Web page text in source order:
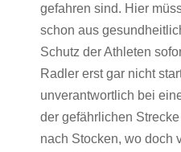
gefahren sind. Hier
schon aus
Schutz der Athleten
Radler erst gar nicht
unverantwortlich bei
der gefährlichen
nach Stocken, wo doch